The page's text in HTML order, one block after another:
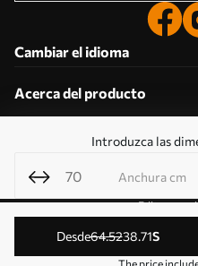
Introduzca las
Anchura cm
desde64.5238.71S
The price
Cambiar el idioma
Acerca del producto
Acerca de la empresa
Editar
© 2011-2026 Uwalls .
Gestionado por KLW